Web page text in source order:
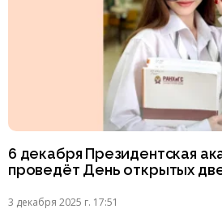
6 декабря Президентская
проведёт День открытых
3 декабря 2025 г. 17:51